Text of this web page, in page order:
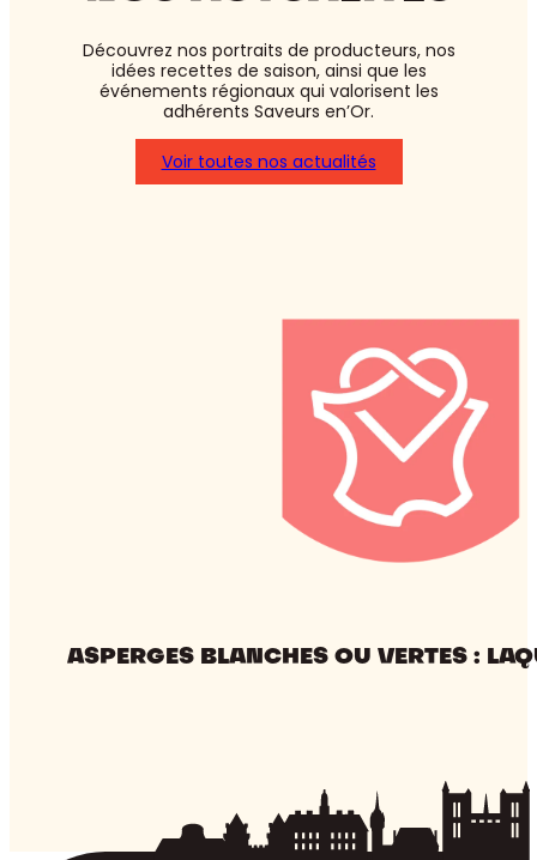
Découvrez nos portraits de producteurs, nos
idées recettes de saison, ainsi que les
événements régionaux qui valorisent les
adhérents Saveurs en’Or.
Voir toutes nos actualités
ASPERGES BLANCHES OU VERTES :